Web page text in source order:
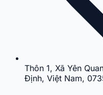
Thôn 1, Xã Yên
Định, Việt Nam,